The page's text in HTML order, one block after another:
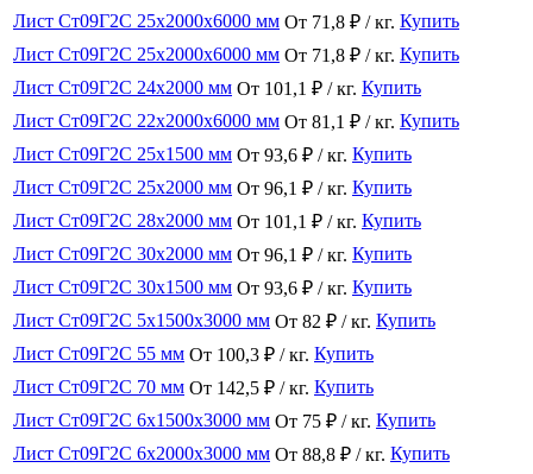
Лист Ст09Г2С 25x2000x6000 мм От 71,8 ₽ / кг. Купить
Лист Ст09Г2С 25x2000x6000 мм От 71,8 ₽ / кг. Купить
Лист Ст09Г2С 24x2000 мм От 101,1 ₽ / кг. Купить
Лист Ст09Г2С 22x2000x6000 мм От 81,1 ₽ / кг. Купить
Лист Ст09Г2С 25x1500 мм От 93,6 ₽ / кг. Купить
Лист Ст09Г2С 25x2000 мм От 96,1 ₽ / кг. Купить
Лист Ст09Г2С 28x2000 мм От 101,1 ₽ / кг. Купить
Лист Ст09Г2С 30x2000 мм От 96,1 ₽ / кг. Купить
Лист Ст09Г2С 30x1500 мм От 93,6 ₽ / кг. Купить
Лист Ст09Г2С 5x1500x3000 мм От 82 ₽ / кг. Купить
Лист Ст09Г2С 55 мм От 100,3 ₽ / кг. Купить
Лист Ст09Г2С 70 мм От 142,5 ₽ / кг. Купить
Лист Ст09Г2С 6x1500x3000 мм От 75 ₽ / кг. Купить
Лист Ст09Г2С 6x2000x3000 мм От 88,8 ₽ / кг. Купить